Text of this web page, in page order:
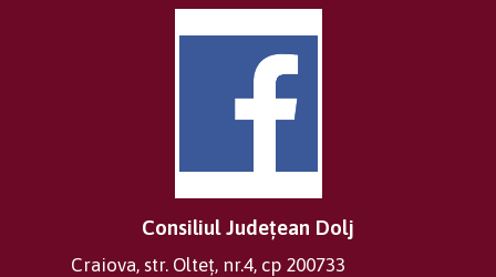
Consiliul Județean Dolj
Craiova, str. Olteț, nr.4, cp 200733